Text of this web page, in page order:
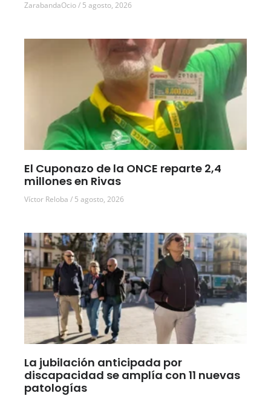
ZarabandaOcio 5 agosto, 2026
El Cuponazo de la ONCE reparte 2,4
millones en Rivas
Víctor Reloba 5 agosto, 2026
La jubilación anticipada por
discapacidad se amplía con 11 nuevas
patologías